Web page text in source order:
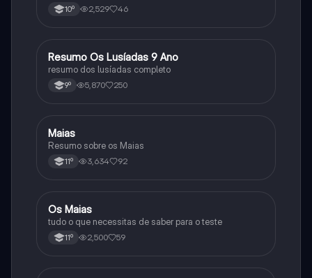
10º 2,529 46
Português
Resumo Os Lusíadas 9 Ano
resumo dos lusíadas completo
9º 5,870 250
Português
Maias
Resumo sobre os Maias
11º 3,634 92
Português
Os Maias
tudo o que necessitas de saber para o teste
11º 2,500 59